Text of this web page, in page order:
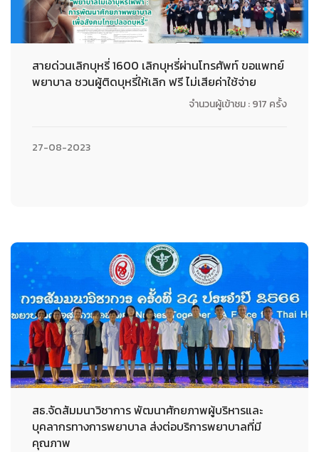
สายด่วนเลิกบุหรี่ 1600 เลิกบุหรี่ผ่านโทรศัพท์ ขอแพทย์
พยาบาล ชวนผู้ติดบุหรี่ให้เลิก ฟรี ไม่เสียค่าใช้จ่าย
จำนวนผู้เข้าชม : 917 ครั้ง
27-08-2023
สธ.จัดสัมมนาวิชาการ พัฒนาศักยภาพผู้บริหารและ
บุคลากรทางการพยาบาล ส่งต่อบริการพยาบาลที่มี
คุณภาพ